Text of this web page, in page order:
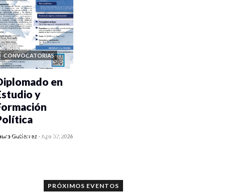
CONVOCATORIAS
0 veces compartido
en
y
Gutiérrez -Ago 07, 2026
PRÓXIMOS EVENTOS